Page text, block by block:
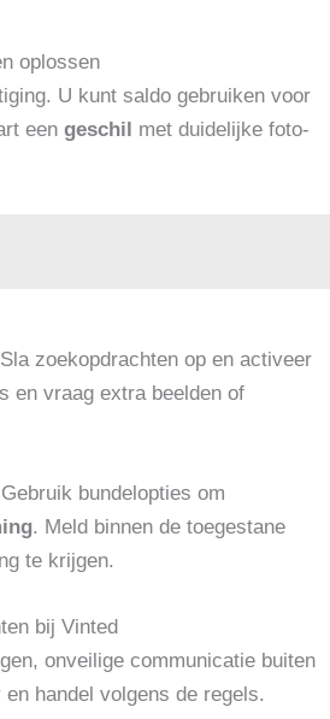
oplossen
U kunt saldo gebruiken voor
een geschil
met duidelijke foto‑
zoekopdrachten op en activeer
en vraag extra beelden of
bundelopties om
. Meld binnen de toegestane
te krijgen.
bij Vinted
onveilige communicatie buiten
handel volgens de regels.